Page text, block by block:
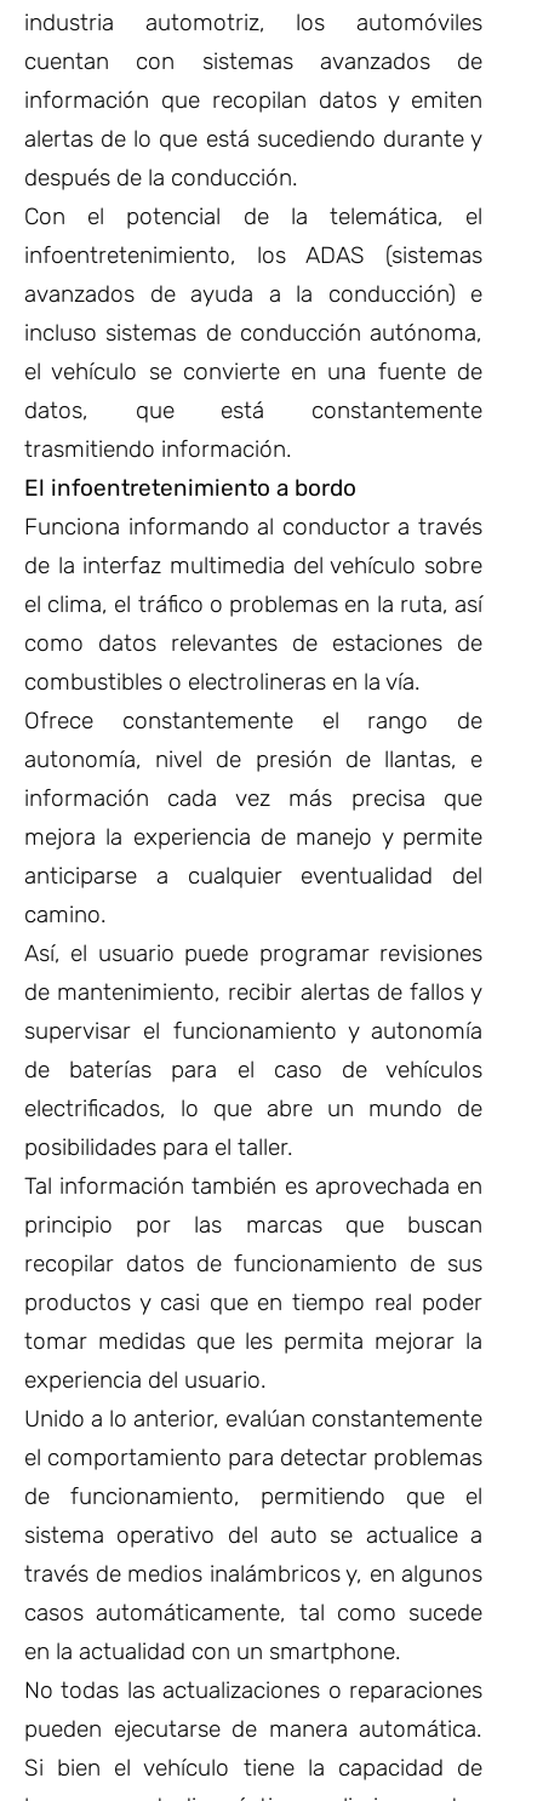
industria automotriz, los automóviles
cuentan con sistemas avanzados de
información que recopilan datos y emiten
alertas de lo que está sucediendo durante y
después de la conducción.
Con el potencial de la telemática, el
infoentretenimiento, los ADAS (sistemas
avanzados de ayuda a la conducción) e
incluso sistemas de conducción autónoma,
el vehículo se convierte en una fuente de
datos, que está constantemente
trasmitiendo información.
El infoentretenimiento a bordo
Funciona informando al conductor a través
de la interfaz multimedia del vehículo sobre
el clima, el tráfico o problemas en la ruta, así
como datos relevantes de estaciones de
combustibles o electrolineras en la vía.
Ofrece constantemente el rango de
autonomía, nivel de presión de llantas, e
información cada vez más precisa que
mejora la experiencia de manejo y permite
anticiparse a cualquier eventualidad del
camino.
Así, el usuario puede programar revisiones
de mantenimiento, recibir alertas de fallos y
supervisar el funcionamiento y autonomía
de baterías para el caso de vehículos
electrificados, lo que abre un mundo de
posibilidades para el taller.
Tal información también es aprovechada en
principio por las marcas que buscan
recopilar datos de funcionamiento de sus
productos y casi que en tiempo real poder
tomar medidas que les permita mejorar la
experiencia del usuario.
Unido a lo anterior, evalúan constantemente
el comportamiento para detectar problemas
de funcionamiento, permitiendo que el
sistema operativo del auto se actualice a
través de medios inalámbricos y, en algunos
casos automáticamente, tal como sucede
en la actualidad con un smartphone.
No todas las actualizaciones o reparaciones
pueden ejecutarse de manera automática.
Si bien el vehículo tiene la capacidad de